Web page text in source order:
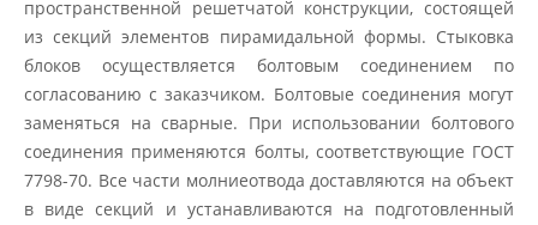
пространственной решетчатой конструкции, состоящей
из секций элементов пирамидальной формы. Стыковка
блоков осуществляется болтовым соединением по
согласованию с заказчиком. Болтовые соединения могут
заменяться на сварные. При использовании болтового
соединения применяются болты, соответствующие ГОСТ
7798-70. Все части молниеотвода доставляются на объект
в виде секций и устанавливаются на подготовленный